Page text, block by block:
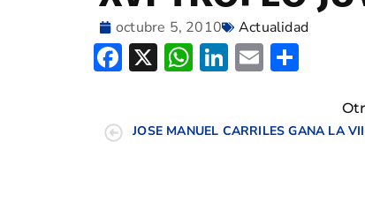
octubre 5, 2010 Actualidad
Facebook
X WhatsApp
LinkedIn
Email